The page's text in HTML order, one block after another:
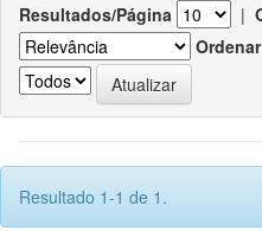
Resultados/Página |
Ordenar
Resultado 1-1 de 1.